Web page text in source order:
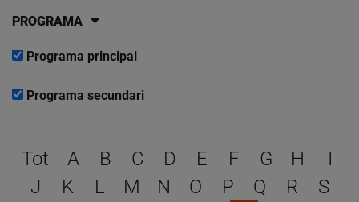
PROGRAMA
Programa principal
Programa secundari
Escull una lletra per filtrar
Tot A B C D E F G H
I
J
K L M N O P Q R
S